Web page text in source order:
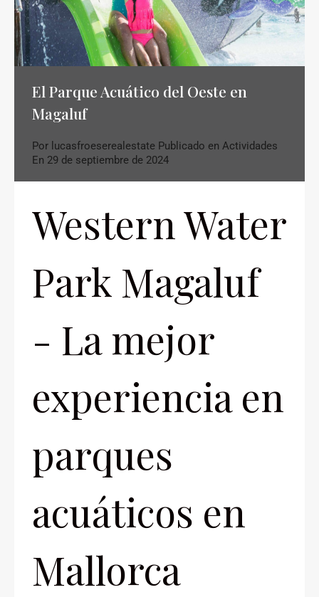
El Parque Acuático del Oeste en
Magaluf
Por lucasfroeserealestate Publicado en Actividades
En 29 de septiembre de 2024
Western Water
Park Magaluf
- La mejor
experiencia en
parques
acuáticos en
Mallorca